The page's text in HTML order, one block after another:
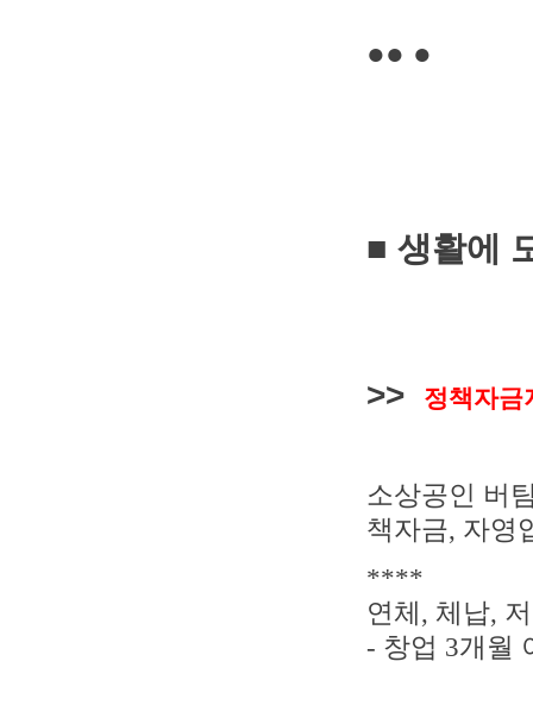
●● ●
■ 생활에
>> 정책자금
소상공인 버
책자금, 자영
****
연체, 체납,
- 창업 3개월